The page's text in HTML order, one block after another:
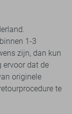
1-3
zijn, dan kun
ervoor dat de
originele
te